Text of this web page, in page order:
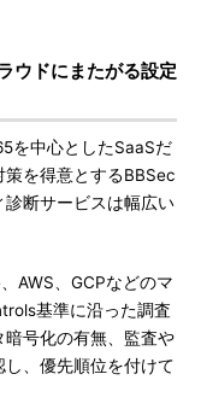
ウドにまたがる設定
を中心としたSaaSだ
を得意とするBBSec
診断サービスは幅広い
AWS、GCPなどのマ
基準に沿った調査
号化の有無、監査や
、優先順位を付けて